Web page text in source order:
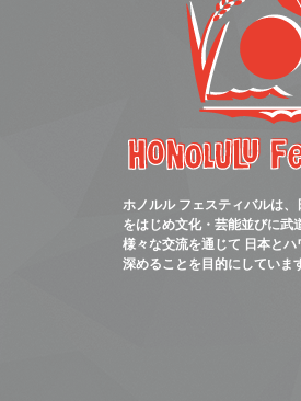
ホノルル フェスティバルは、
をはじめ文化・芸能並びに武
様々な交流を通じて 日本と
深めることを目的にしていま